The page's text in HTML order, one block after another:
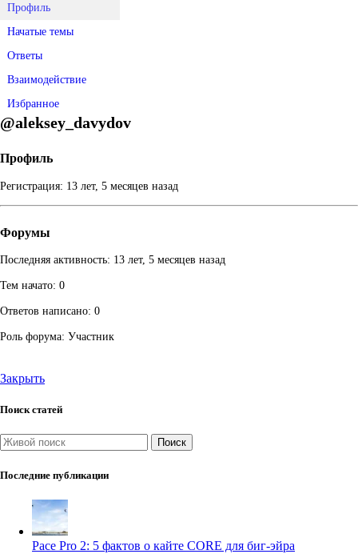
Профиль
Начатые темы
Ответы
Взаимодействие
Избранное
@aleksey_davydov
Профиль
Регистрация: 13 лет, 5 месяцев назад
Форумы
Последняя активность: 13 лет, 5 месяцев назад
Тем начато: 0
Ответов написано: 0
Роль форума: Участник
Закрыть
Поиск статей
Поиск
Последние публикации
Pace Pro 2: 5 фактов о кайте CORE для биг-эйра